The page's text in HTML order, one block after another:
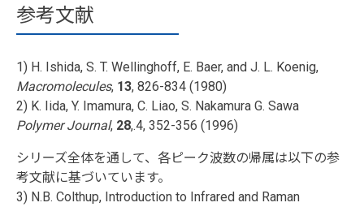
参考文献
1) H. Ishida, S. T. Wellinghoff, E. Baer, and J. L. Koenig,
Macromolecules, 13, 826-834 (1980)
2) K. Iida, Y. Imamura, C. Liao, S. Nakamura G. Sawa
Polymer Journal, 28,.4, 352-356 (1996)
シリーズ全体を通して、各ピーク波数の帰属は以下の参
考文献に基づいています。
3) N.B. Colthup, Introduction to Infrared and Raman